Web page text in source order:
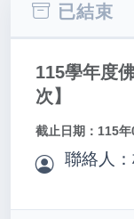
已結束
115學年度
次】
截止日期：115年
聯絡人